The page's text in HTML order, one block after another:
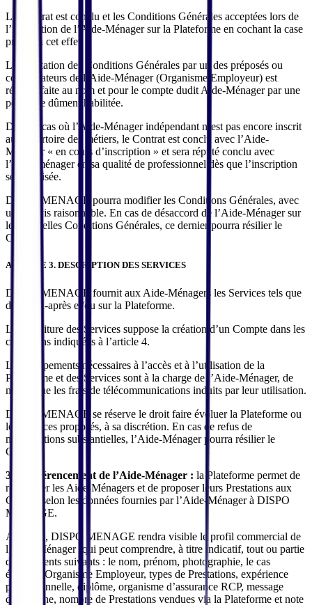
Le Contrat est conclu et les Conditions Générales acceptées lors de
l’inscription de l’Aide-Ménager sur la Plateforme en cochant la case
prévue à cet effet.
L’acceptation des Conditions Générales par un des préposés ou
collaborateurs de l’Aide-Ménager (Organisme Employeur) est
réputée faite au nom et pour le compte dudit Aide-Ménager par une
personne dûment habilitée.
Dans le cas où l’Aide-Ménager indépendant n’est pas encore inscrit
au Répertoire des métiers, le Contrat est conclu avec l’Aide-
Ménager « en cours d’inscription » et sera réputé conclu avec
l’Aide-ménager en sa qualité de professionnel dès que l’inscription
sera réalisée.
DISPO MENAGE pourra modifier les Conditions Générales, avec
un préavis raisonnable. En cas de désaccord de l’Aide-Ménager sur
les nouvelles Conditions Générales, ce dernier pourra résilier le
Contrat.
ARTICLE 3. DESCRIPTION DES SERVICES
DISPO MENAGE fournit aux Aide-Ménagers les Services tels que
décrits ci-après et/ou sur la Plateforme.
La fourniture des Services suppose la création d’un Compte dans les
conditions indiquées à l’article 4.
Les équipements nécessaires à l’accès et à l’utilisation de la
Plateforme et des Services sont à la charge de l’Aide-Ménager, de
même que les frais de télécommunications induits par leur utilisation.
DISPO MENAGE se réserve le droit faire évoluer la Plateforme ou
les Services proposés, à sa discrétion. En cas de refus de
modifications substantielles, l’Aide-Ménager pourra résilier le
Contrat.
3.1. Référencement de l’Aide-Ménager : la Plateforme permet de
référencer les Aide-Ménagers et de proposer leurs Prestations aux
Clients, selon les données fournies par l’Aide-Ménager à DISPO
MENAGE.
A ce titre, DISPO MENAGE rendra visible le profil commercial de
l’Aide-Ménager (qui peut comprendre, à titre indicatif, tout ou partie
des éléments suivants : le nom, prénom, photographie, le cas
échéant, Organisme Employeur, types de Prestations, expérience
professionnelle, diplôme, organisme d’assurance RCP, message
d’accroche, nombre de Prestations vendues via la Plateforme et note